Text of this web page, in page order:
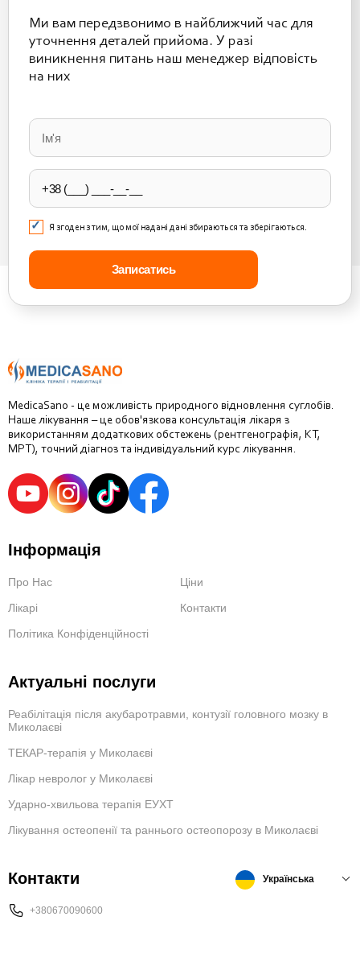
Ми вам передзвонимо в найближчий час для
уточнення деталей прийома. У разі
виникнення питань наш менеджер відповість
на них
leave
this
field
empty.
Я згоден з тим, що мої надані дані збираються та зберігаються.
MedicaSano - це можливість природного відновлення суглобів.
Наше лікування – це обов'язкова консультація лікаря з
використанням додаткових обстежень (рентгенографія, КТ,
МРТ), точний діагноз та індивідуальний курс лікування.
Інформація
Про Нас
Ціни
Лікарі
Контакти
Політика Конфіденційності
Актуальні послуги
Реабілітація після акубаротравми, контузії головного мозку в
Миколаєві
ТЕКАР-терапія у Миколаєві
Лікар невролог у Миколаєві
Ударно-хвильова терапія ЕУХТ
Лікування остеопенії та раннього остеопорозу в Миколаєві
Контакти
+380670090600
Українська